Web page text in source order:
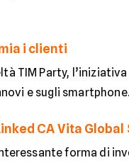
i clienti
TIM Party,
e sugli smartphone.
CA Vita Global
forma di